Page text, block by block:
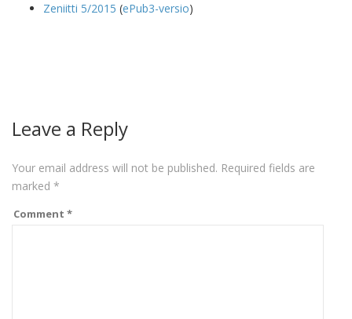
Zeniitti 5/2015 (ePub3-versio)
Leave a Reply
Your email address will not be published. Required fields are
marked *
Comment *